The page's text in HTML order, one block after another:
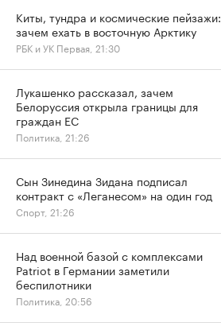
Киты, тундра и космические пейзажи:
зачем ехать в восточную Арктику
РБК и УК Первая, 21:30
Лукашенко рассказал, зачем
Белоруссия открыла границы для
граждан ЕС
Политика, 21:26
Сын Зинедина Зидана подписал
контракт с «Леганесом» на один год
Спорт, 21:26
Над военной базой с комплексами
Patriot в Германии заметили
беспилотники
Политика, 20:56